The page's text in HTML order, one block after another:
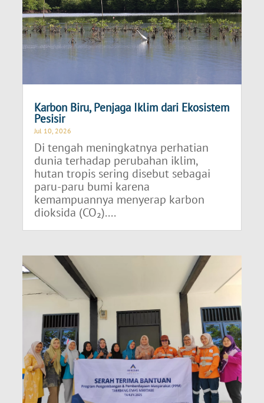
Karbon Biru, Penjaga Iklim dari Ekosistem
Pesisir
Jul 10, 2026
Di tengah meningkatnya perhatian
dunia terhadap perubahan iklim,
hutan tropis sering disebut sebagai
paru-paru bumi karena
kemampuannya menyerap karbon
dioksida (CO₂)....